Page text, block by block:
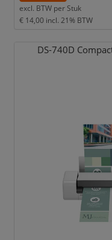
excl. BTW per Stuk
€ 14,00 incl. 21% BTW
DS-740D